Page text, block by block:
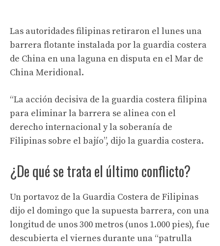
Las autoridades filipinas retiraron el lunes una
barrera flotante instalada por la guardia costera
de China en una laguna en disputa en el Mar de
China Meridional.
“La acción decisiva de la guardia costera filipina
para eliminar la barrera se alinea con el
derecho internacional y la soberanía de
Filipinas sobre el bajío”, dijo la guardia costera.
¿De qué se trata el último conflicto?
Un portavoz de la Guardia Costera de Filipinas
dijo el domingo que la supuesta barrera, con una
longitud de unos 300 metros (unos 1.000 pies), fue
descubierta el viernes durante una “patrulla